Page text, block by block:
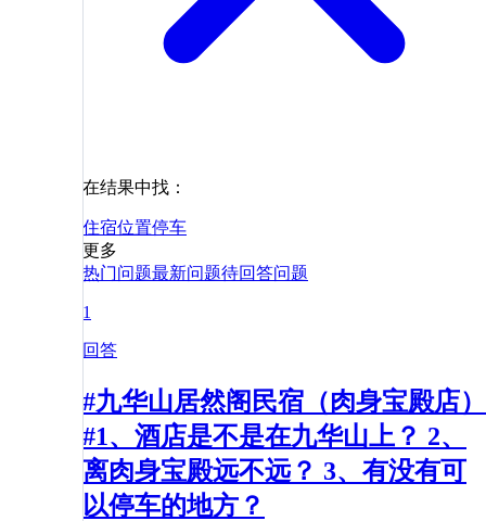
在结果中找：
住宿位置停车
更多
热门问题最新问题待回答问题
1
回答
#九华山居然阁民宿（肉身宝殿店）
#1、酒店是不是在九华山上？ 2、
离肉身宝殿远不远？ 3、有没有可
以停车的地方？